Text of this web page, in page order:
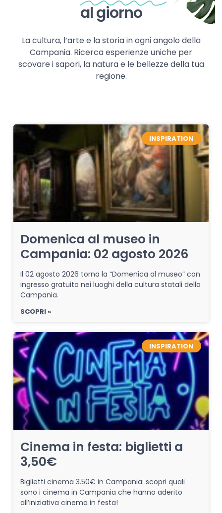
al giorno
La cultura, l’arte e la storia in ogni angolo della
Campania. Ricerca esperienze uniche per
scovare i sapori, la natura e le bellezze della tua
regione.
INSPIRATION
Domenica al museo in
Campania: 02 agosto 2026
Il 02 agosto 2026 torna la “Domenica al museo” con
ingresso gratuito nei luoghi della cultura statali della
Campania.
SCOPRI »
INSPIRATION
Cinema in festa: biglietti a
3,50€
Biglietti cinema 3.50€ in Campania: scopri quali
sono i cinema in Campania che hanno aderito
all’iniziativa cinema in festa!